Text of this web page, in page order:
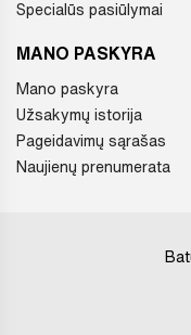
Specialūs pasiūlymai
MANO PASKYRA
Mano paskyra
Užsakymų istorija
Pageidavimų sąrašas
Naujienų prenumerata